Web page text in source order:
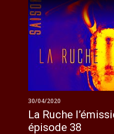
30/04/2020
La Ruche
épisode 38